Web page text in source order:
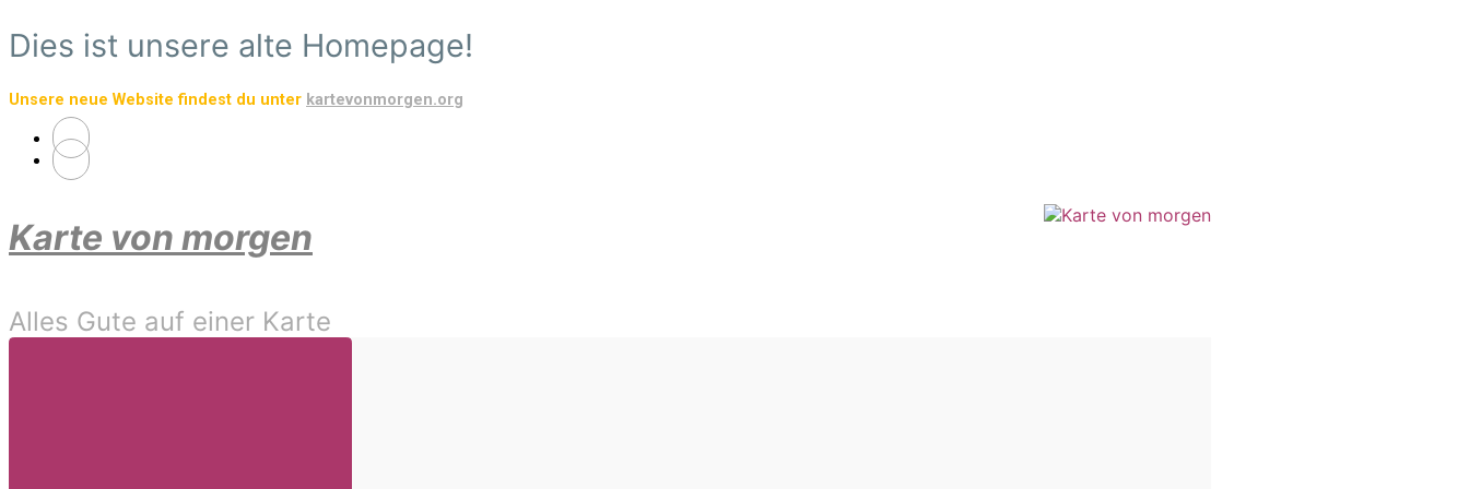
Zum
Hauptinhalt
Dies ist unsere alte Homepage!
Unsere neue Website findest du unter kartevonmorgen.org
Karte von morgen
Alles Gute auf einer Karte